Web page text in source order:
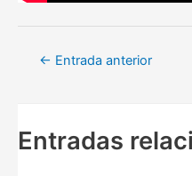
Navegación
← Entrada anterior
Entradas